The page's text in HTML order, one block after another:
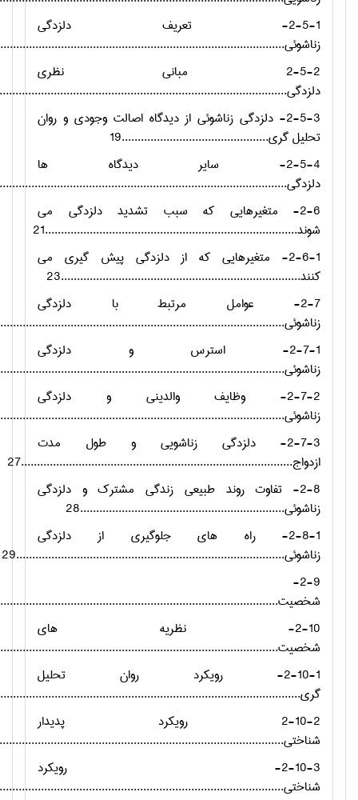
2-5-1- تعریف دلزدگی
2-5-2 مبانی نظری
2-5-3- دلزدگی زناشوئی از دیدگاه اصالت وجودی و روان
تحلیل گری..............................................19
2-5-4- سایر دیدگاه ها
2-6- متغیرهایی که سبب تشدید دلزدگی می
شوند...............................................................................21
2-6-1- متغیرهایی که از دلزدگی پیش گیری می
کنند...........................................................................23
2-7- عوامل مرتبط با دلزدگی
2-7-1- استرس و دلزدگی
2-7-2- وظایف والدینی و دلزدگی
زناشوئی.........................................................................................26
2-7-3- دلزدگی زناشویی و طول مدت
ازدواج.....................................................................................27
2-8- تفاوت روند طبیعی زندگی مشترک و دلزدگی
زناشوئی................................................................28
2-8-1- راه های جلوگیری از دلزدگی
زناشوئی....................................................................................29
2-9-
2-10- نظریه های
2-10-1- رویکرد روان تحلیل
2-10-2 رویکرد پدیدار
2-10-3- رویکرد